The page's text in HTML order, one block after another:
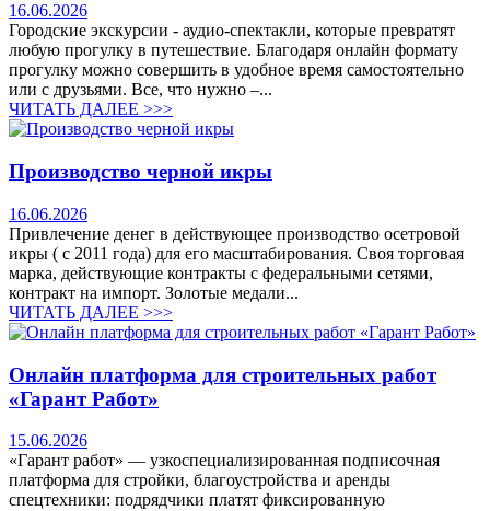
16.06.2026
Городские экскурсии - аудио-спектакли, которые превратят
любую прогулку в путешествие. Благодаря онлайн формату
прогулку можно совершить в удобное время самостоятельно
или с друзьями. Все, что нужно –...
ЧИТАТЬ ДАЛЕЕ >>>
Производство черной икры
16.06.2026
Привлечение денег в действующее производство осетровой
икры ( с 2011 года) для его масштабирования. Своя торговая
марка, действующие контракты с федеральными сетями,
контракт на импорт. Золотые медали...
ЧИТАТЬ ДАЛЕЕ >>>
Онлайн платформа для строительных работ
«Гарант Работ»
15.06.2026
«Гарант работ» — узкоспециализированная подписочная
платформа для стройки, благоустройства и аренды
спецтехники: подрядчики платят фиксированную